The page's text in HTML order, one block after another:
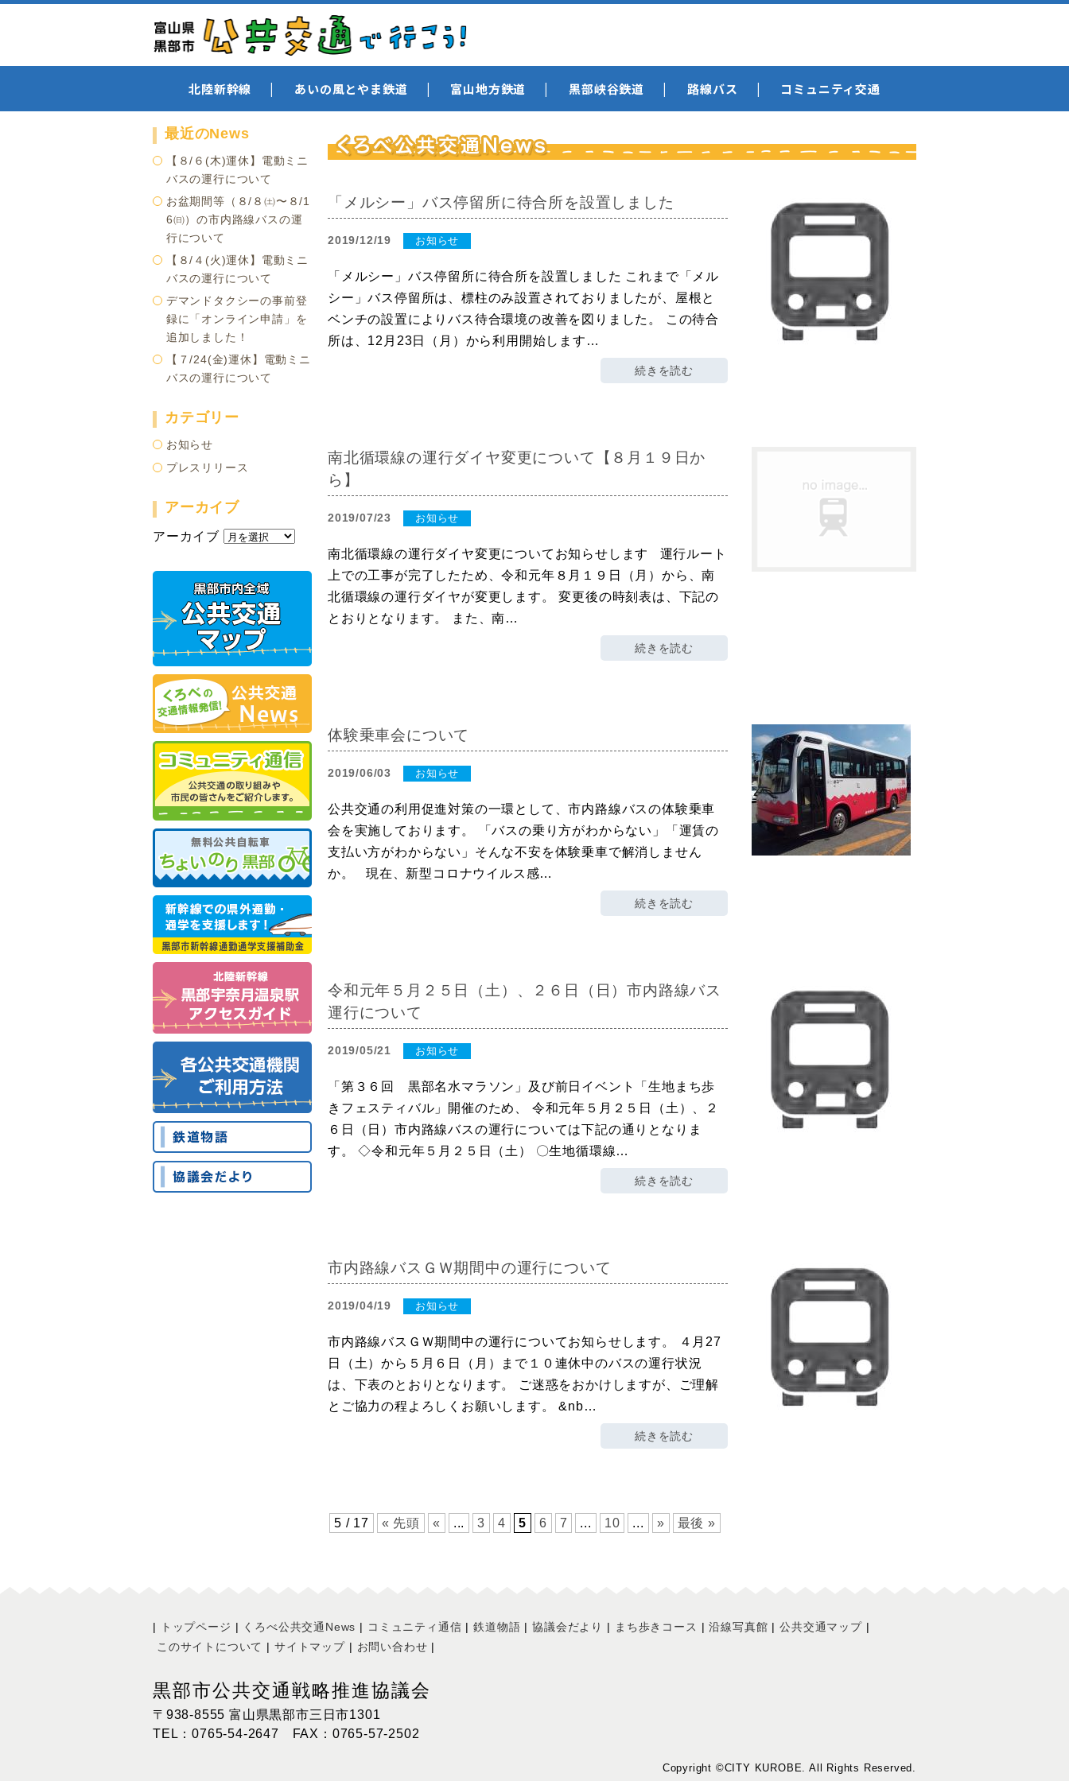
北陸新幹線 あいの風とやま鉄道 富山地方鉄道 黒部峡谷鉄道 路線バス コミュニティ交通
「メルシー」バス停留所に待合所を設置しました
2019/12/19 お知らせ
「メルシー」バス停留所に待合所を設置しました これまで「メル
シー」バス停留所は、標柱のみ設置されておりましたが、屋根と
ベンチの設置によりバス待合環境の改善を図りました。 この待合
所は、12月23日（月）から利用開始します…
続きを読む
南北循環線の運行ダイヤ変更について【８月１９日か
ら】
2019/07/23 お知らせ
南北循環線の運行ダイヤ変更についてお知らせします 運行ルート
上での工事が完了したため、令和元年８月１９日（月）から、南
北循環線の運行ダイヤが変更します。 変更後の時刻表は、下記の
とおりとなります。 また、南…
続きを読む
体験乗車会について
2019/06/03 お知らせ
公共交通の利用促進対策の一環として、市内路線バスの体験乗車
会を実施しております。 「バスの乗り方がわからない」「運賃の
支払い方がわからない」そんな不安を体験乗車で解消しません
か。 現在、新型コロナウイルス感…
続きを読む
令和元年５月２５日（土）、２６日（日）市内路線バス
運行について
2019/05/21 お知らせ
「第３６回 黒部名水マラソン」及び前日イベント「生地まち歩
きフェスティバル」開催のため、 令和元年５月２５日（土）、２
６日（日）市内路線バスの運行については下記の通りとなりま
す。 ◇令和元年５月２５日（土） 〇生地循環線…
続きを読む
市内路線バスＧＷ期間中の運行について
2019/04/19 お知らせ
市内路線バスＧＷ期間中の運行についてお知らせします。 ４月27
日（土）から５月６日（月）まで１０連休中のバスの運行状況
は、下表のとおりとなります。 ご迷惑をおかけしますが、ご理解
とご協力の程よろしくお願いします。 &nb…
続きを読む
5 / 17 « 先頭 « ... 3 4 5 6 7 ... 10 ... » 最後 »
最近のNews
【８/６(木)運休】電動ミニ
バスの運行について
お盆期間等（８/８㈯〜８/1
6㈰）の市内路線バスの運
行について
【８/４(火)運休】電動ミニ
バスの運行について
デマンドタクシーの事前登
録に「オンライン申請」を
追加しました！
【７/24(金)運休】電動ミニ
バスの運行について
カテゴリー
お知らせ
プレスリリース
アーカイブ
アーカイブ
トップページ くろべ公共交通News コミュニティ通信 鉄道物語 協議会だより まち歩きコース 沿線写真館
公共交通マップ
このサイトについて
サイトマップ お問い合わせ
黒部市公共交通戦略推進協議会
〒938-8555 富山県黒部市三日市1301
TEL：0765-54-2647 FAX：0765-57-2502
Copyright ©CITY KUROBE. All Rights Reserved.